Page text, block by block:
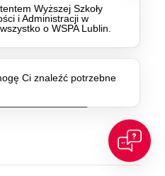
studiują bez
Rekrutacja
Wyższej Szkoły
i Administracji w
o WSPA Lublin.
Ci znaleźć potrzebne